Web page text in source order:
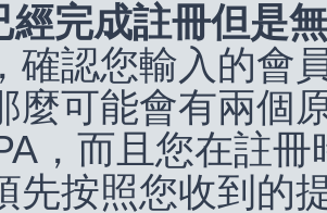
經完成註冊但是
確認您輸入的會
麼可能會有兩個
，而且您在註
先按照您收到的